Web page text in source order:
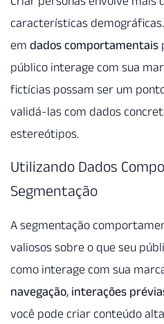
características
em dados comportamentais
público interage com sua
fictícias possam ser um
validá-las com dados
estereótipos.
Utilizando Dados
Segmentação
A segmentação
valiosos sobre o que seu
como interage com sua
navegação, interações
você pode criar conteúdo